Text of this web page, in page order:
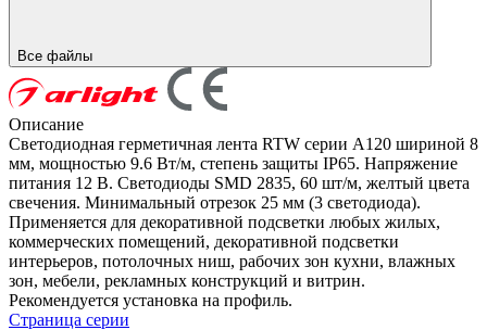
Все файлы
Описание
Светодиодная герметичная лента RTW серии A120 шириной 8
мм, мощностью 9.6 Вт/м, степень защиты IP65. Напряжение
питания 12 В. Светодиоды SMD 2835, 60 шт/м, желтый цвета
свечения. Минимальный отрезок 25 мм (3 светодиода).
Применяется для декоративной подсветки любых жилых,
коммерческих помещений, декоративной подсветки
интерьеров, потолочных ниш, рабочих зон кухни, влажных
зон, мебели, рекламных конструкций и витрин.
Рекомендуется установка на профиль.
Страница серии